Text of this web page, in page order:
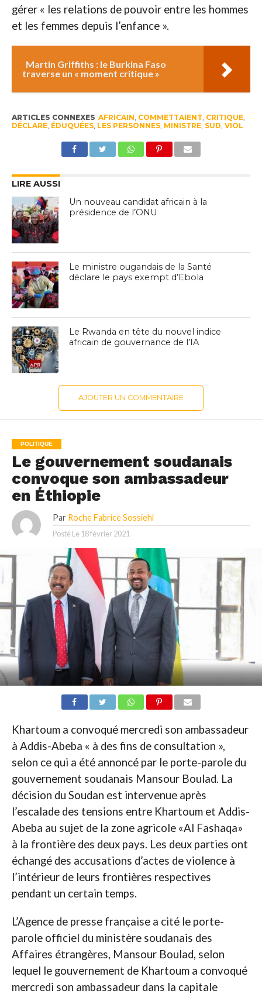
gérer « les relations de pouvoir entre les hommes
et les femmes depuis l’enfance ».
Martin Griffiths : le Burkina Faso
traverse un « moment critique »
ARTICLES CONNEXES AFRICAIN COMMETTAIENT CRITIQUE,
DÉCLARE, ÉDUQUÉES, LES PERSONNES, MINISTRE, SUD VIOL
LIRE AUSSI
Un nouveau candidat africain à la
présidence de l’ONU
Le ministre ougandais de la Santé
déclare le pays exempt d’Ebola
Le Rwanda en tête du nouvel indice
africain de gouvernance de l’IA
AJOUTER UN COMMENTAIRE
POLITIQUE
Le gouvernement soudanais
convoque son ambassadeur
en Éthiopie
Par Roche Fabrice Sossiehi
Posté Le 18 février 2021
Khartoum a convoqué mercredi son ambassadeur
à Addis-Abeba « à des fins de consultation »,
selon ce qui a été annoncé par le porte-parole du
gouvernement soudanais Mansour Boulad. La
décision du Soudan est intervenue après
l’escalade des tensions entre Khartoum et Addis-
Abeba au sujet de la zone agricole «Al Fashaqa»
à la frontière des deux pays. Les deux parties ont
échangé des accusations d’actes de violence à
l’intérieur de leurs frontières respectives
pendant un certain temps.
L’Agence de presse française a cité le porte-
parole officiel du ministère soudanais des
Affaires étrangères, Mansour Boulad, selon
lequel le gouvernement de Khartoum a convoqué
mercredi son ambassadeur dans la capitale